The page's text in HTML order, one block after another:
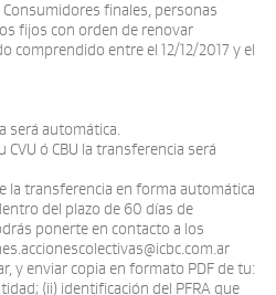
finales, personas
fijos con orden de renovar
comprendido entre el 12/12/2017 y el
será automática.
ó CBU la transferencia será
la transferencia en forma automática
del plazo de 60 días de
ponerte en contacto a los
y enviar copia en formato PDF de tu:
(ii) identificación del PFRA que